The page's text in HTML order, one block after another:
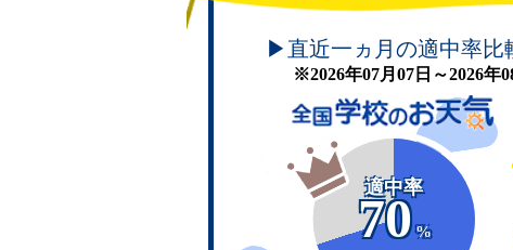
▶直近一ヵ月の適中率比
※2026年07月07日～2026年
適中率
70
%